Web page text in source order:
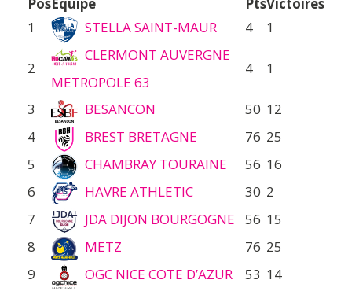
1
STELLA SAINT-MAUR 4 1
2
CLERMONT AUVERGNE
METROPOLE 63
4 1
3 BESANCON 50 12
4
BREST BRETAGNE 76 25
5
CHAMBRAY TOURAINE 56 16
6
HAVRE ATHLETIC 30 2
7
JDA DIJON BOURGOGNE 56 15
8
METZ 76 25
9
OGC NICE COTE D’AZUR 53 14